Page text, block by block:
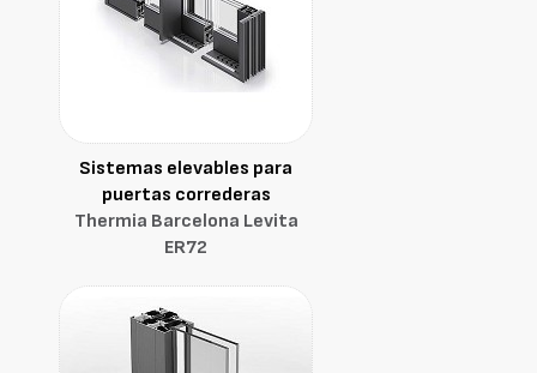
Sistemas elevables para
puertas correderas
Thermia Barcelona Levita
ER72